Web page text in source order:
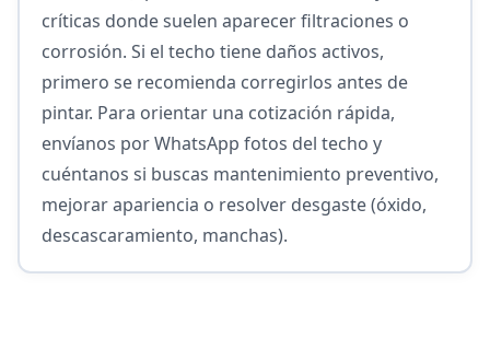
críticas donde suelen aparecer filtraciones o
corrosión. Si el techo tiene daños activos,
primero se recomienda corregirlos antes de
pintar. Para orientar una cotización rápida,
envíanos por WhatsApp fotos del techo y
cuéntanos si buscas mantenimiento preventivo,
mejorar apariencia o resolver desgaste (óxido,
descascaramiento, manchas).